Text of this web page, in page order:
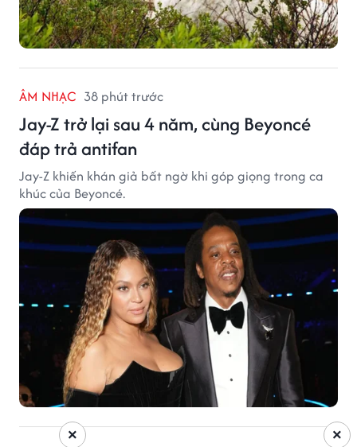
ÂM NHẠC 38 phút trước
Jay-Z trở lại sau 4 năm, cùng Beyoncé
đáp trả antifan
Jay-Z khiến khán giả bất ngờ khi góp giọng trong ca
khúc của Beyoncé.
×
×